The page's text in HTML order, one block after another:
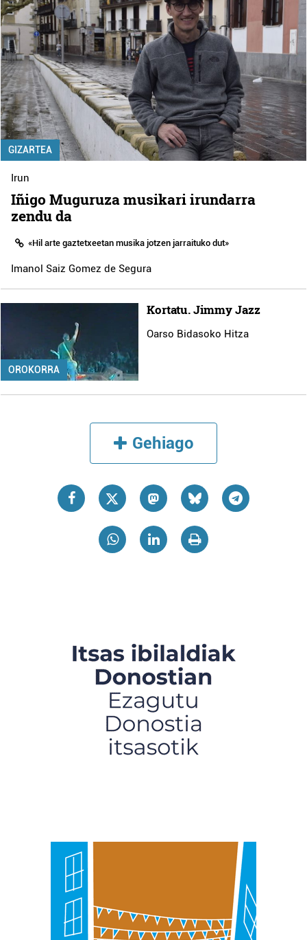
GIZARTEA
Irun
Iñigo Muguruza musikari irundarra
zendu da
«Hil arte gaztetxeetan musika jotzen jarraituko dut»
Imanol Saiz Gomez de Segura
OROKORRA
Kortatu. Jimmy Jazz
Oarso Bidasoko Hitza
Gehiago